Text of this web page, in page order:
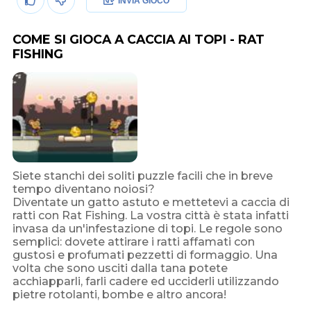
COME SI GIOCA A CACCIA AI TOPI - RAT
FISHING
Siete stanchi dei soliti puzzle facili che in breve
tempo diventano noiosi?
Diventate un gatto astuto e mettetevi a caccia di
ratti con Rat Fishing. La vostra città è stata infatti
invasa da un'infestazione di topi. Le regole sono
semplici: dovete attirare i ratti affamati con
gustosi e profumati pezzetti di formaggio. Una
volta che sono usciti dalla tana potete
acchiapparli, farli cadere ed ucciderli utilizzando
pietre rotolanti, bombe e altro ancora!